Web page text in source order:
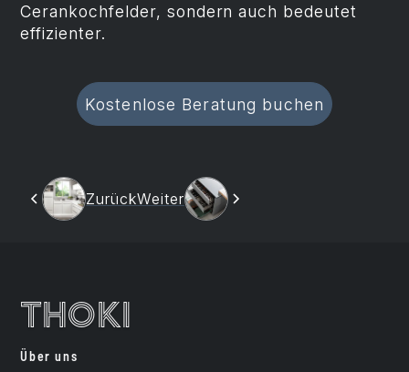
Cerankochfelder, sondern auch bedeutet
effizienter.
Kostenlose Beratung buchen
ZurückWeiter
Thoki
Über uns